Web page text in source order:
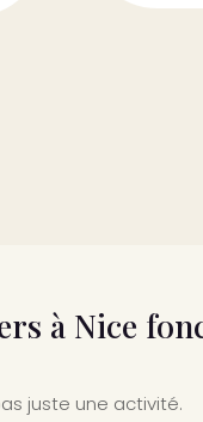
à Nice
juste une activité.